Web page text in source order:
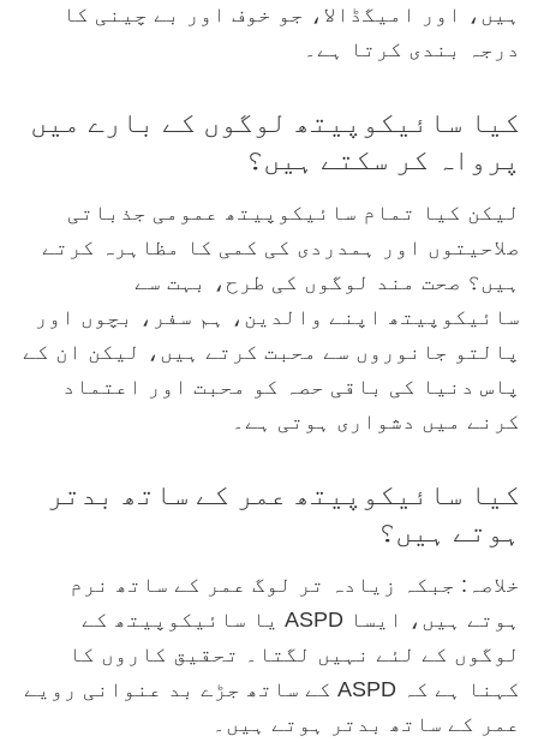
ہیں، اور امیگڈالا، جو خوف اور بے چینی کا
درجہ بندی کرتا ہے۔
کیا سائیکوپیتھ لوگوں کے بارے میں
پرواہ کر سکتے ہیں؟
لیکن کیا تمام سائیکوپیتھ عمومی جذباتی
صلاحیتوں اور ہمدردی کی کمی کا مظاہرہ کرتے
ہیں؟ صحت مند لوگوں کی طرح، بہت سے
سائیکوپیتھ اپنے والدین، ہم سفر، بچوں اور
پالتو جانوروں سے محبت کرتے ہیں، لیکن ان کے
پاس دنیا کی باقی حصہ کو محبت اور اعتماد
کرنے میں دشواری ہوتی ہے۔
کیا سائیکوپیتھ عمر کے ساتھ بدتر
ہوتے ہیں؟
خلاصہ: جبکہ زیادہ تر لوگ عمر کے ساتھ نرم
ہوتے ہیں، ایسا ASPD یا سائیکوپیتھ کے
لوگوں کے لئے نہیں لگتا۔ تحقیق کاروں کا
کہنا ہے کہ ASPD کے ساتھ جڑے بد عنوانی رویے
عمر کے ساتھ بدتر ہوتے ہیں۔